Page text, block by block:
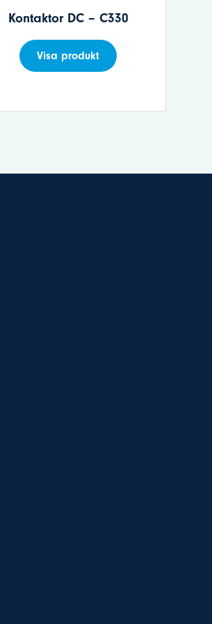
Kontaktor DC – C330
Visa produkt